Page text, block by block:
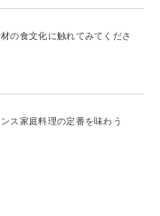
の食文化に触れてみてくださ
ス家庭料理の定番を味わう